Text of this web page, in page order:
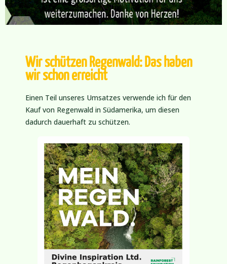
Wir schützen Regenwald: Das haben
wir schon erreicht
Einen Teil unseres Umsatzes verwende ich für den
Kauf von Regenwald in Südamerika, um diesen
dadurch dauerhaft zu schützen.
So konnten wir bisher
2.147.483.647Quadratmeter Regenwald
schützen.